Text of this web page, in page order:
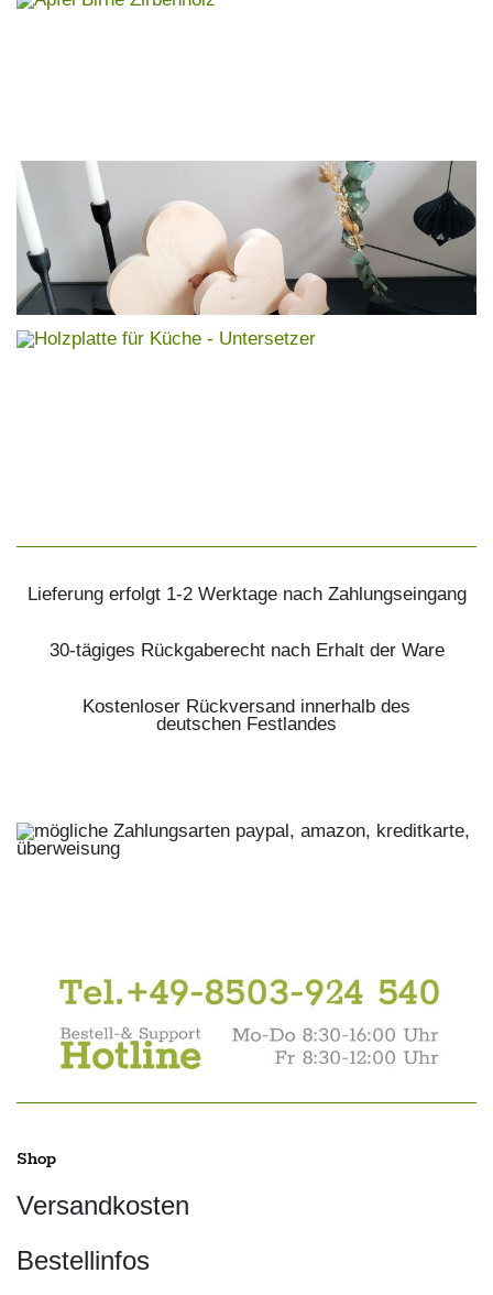
Lieferung erfolgt 1-2 Werktage nach Zahlungseingang
30-tägiges Rückgaberecht nach Erhalt der Ware
Kostenloser Rückversand innerhalb des
deutschen Festlandes
Shop
Versandkosten
Bestellinfos